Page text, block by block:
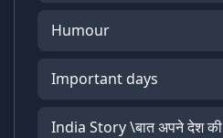
Humour
Important days
India Story \बात अपने देश की